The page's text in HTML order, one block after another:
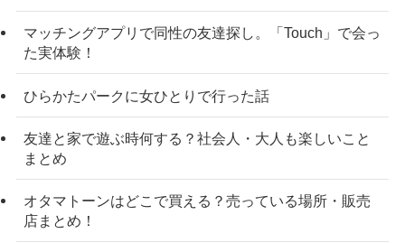
マッチングアプリで同性の友達探し。「Touch」で会っ
た実体験！
ひらかたパークに女ひとりで行った話
友達と家で遊ぶ時何する？社会人・大人も楽しいこと
まとめ
オタマトーンはどこで買える？売っている場所・販売
店まとめ！